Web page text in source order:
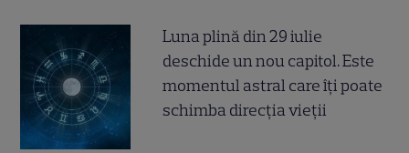
Luna plină din 29 iulie
deschide un nou capitol. Este
momentul astral care îți poate
schimba direcția vieții